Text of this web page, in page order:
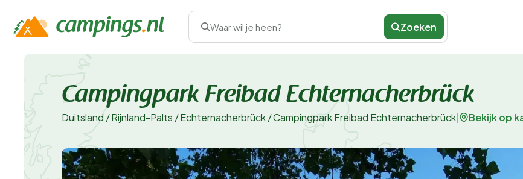
Waar wil je heen? Zoeken
Campingpark Freibad Echternacherbrück
Duitsland /Rijnland-Palts /Echternacherbrück/Campingpark Freibad Echternacherbrück Bekijk op